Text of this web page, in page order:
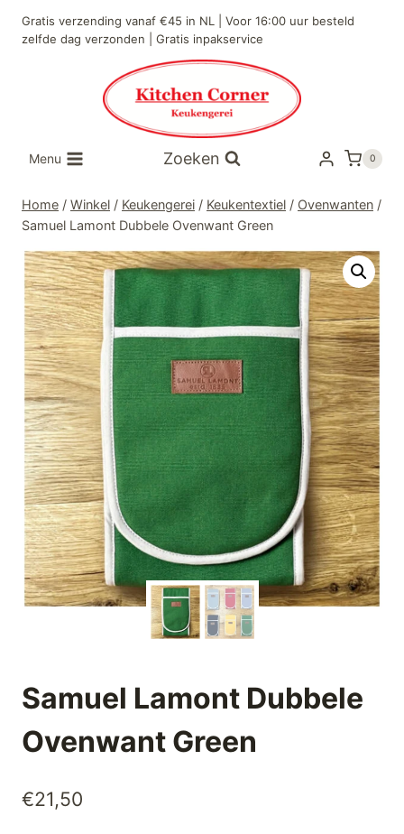
naar
Gratis verzending vanaf €45 in NL | Voor 16:00 uur besteld
zelfde dag verzonden | Gratis inpakservice
Menu Zoeken 0
Home / Winkel / Keukengerei / Keukentextiel / Ovenwanten /
Samuel Lamont Dubbele Ovenwant Green
Samuel Lamont Dubbele
Ovenwant Green
€21,50